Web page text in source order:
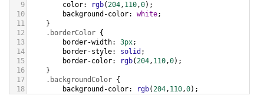
9
color: rgb(204, 110,0);
10
background-color: white;
11
}
12
.borderColor {
13
border-width: 3px;
14
border-style: solid ;
15
border-color: rgb(204, 110,0);
16
}
17
.backgroundColor {
18
background-color: rgb(204, 110,0);